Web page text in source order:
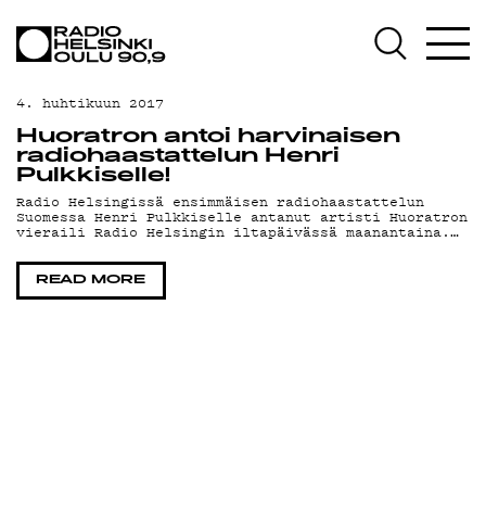
AJANKOHTAISTA
OHJELMAT
TEKIJÄT
ON-DEMAND
PODCAST
MAINOSTA
4. huhtikuun 2017
Huoratron antoi harvinaisen
radiohaastattelun Henri
Pulkkiselle!
Radio Helsingissä ensimmäisen radiohaastattelun
Suomessa Henri Pulkkiselle antanut artisti Huoratron
vieraili Radio Helsingin iltapäivässä maanantaina.…
READ MORE